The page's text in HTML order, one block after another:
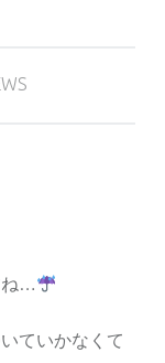
ね…
ていかなくて